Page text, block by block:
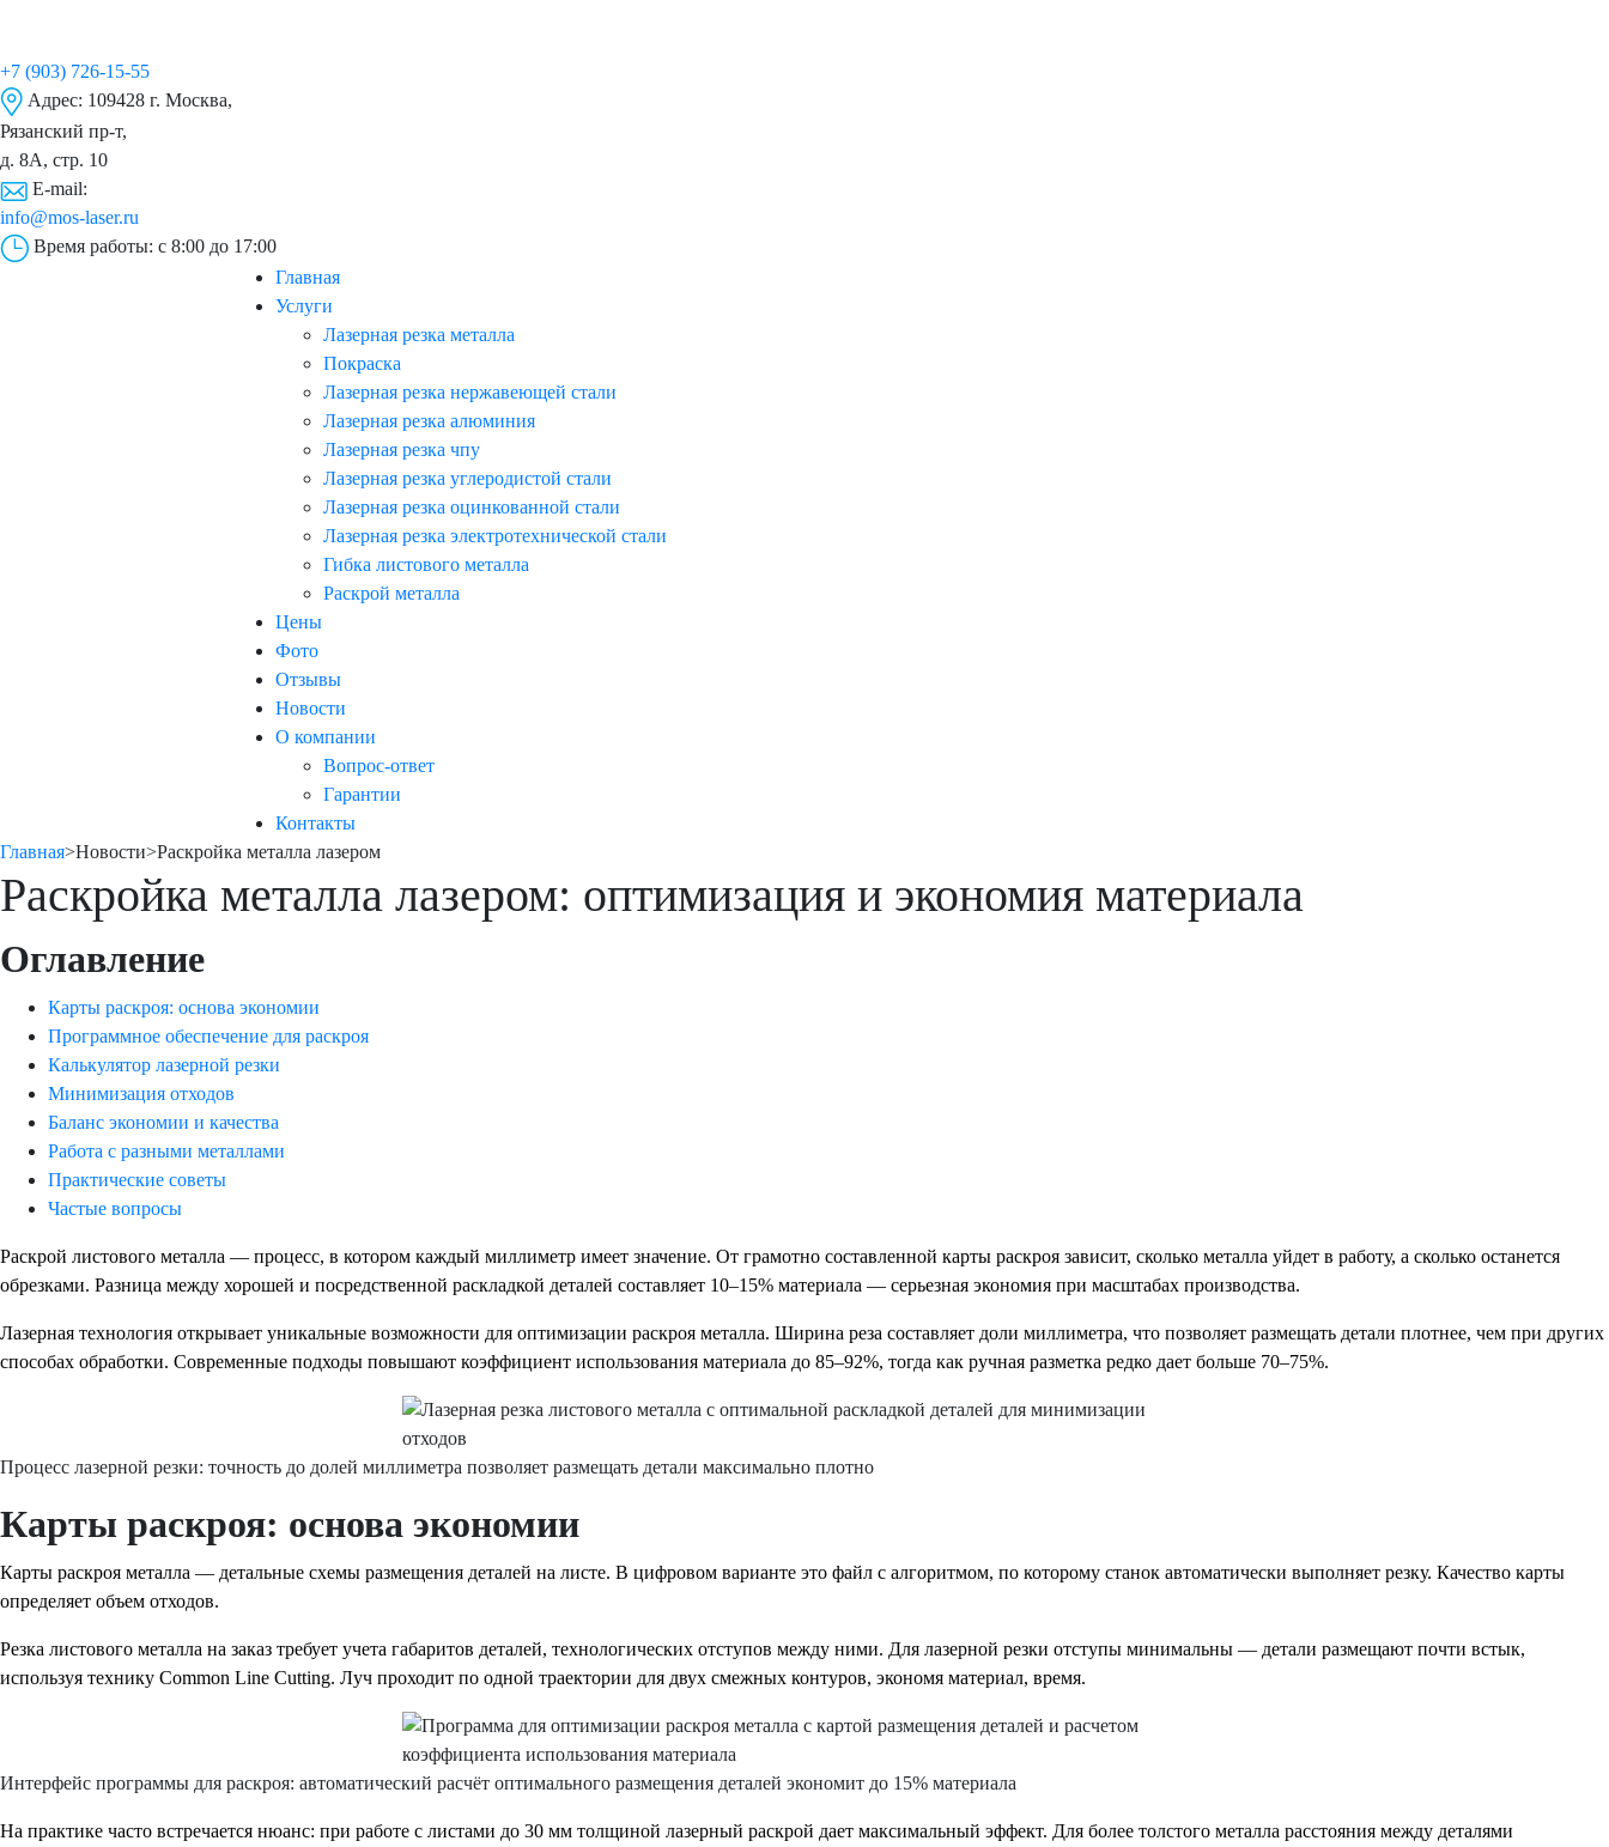
+7 (903) 726-15-55
Адрес: 109428 г. Москва,
Рязанский пр-т,
д. 8А, стр. 10
E-mail:
info@mos-laser.ru
Время работы: с 8:00 до 17:00
Главная
Услуги
Лазерная резка металла
Покраска
Лазерная резка нержавеющей стали
Лазерная резка алюминия
Лазерная резка чпу
Лазерная резка углеродистой стали
Лазерная резка оцинкованной стали
Лазерная резка электротехнической стали
Гибка листового металла
Раскрой металла
Цены
Фото
Отзывы
Новости
О компании
Вопрос-ответ
Гарантии
Контакты
Главная>Новости>Раскройка металла лазером
Раскройка металла лазером: оптимизация и экономия материала
Оглавление
Карты раскроя: основа экономии
Программное обеспечение для раскроя
Калькулятор лазерной резки
Минимизация отходов
Баланс экономии и качества
Работа с разными металлами
Практические советы
Частые вопросы
Раскрой листового металла — процесс, в котором каждый миллиметр имеет значение. От грамотно составленной карты раскроя зависит, сколько металла уйдет в работу, а сколько останется
обрезками. Разница между хорошей и посредственной раскладкой деталей составляет 10–15% материала — серьезная экономия при масштабах производства.
Лазерная технология открывает уникальные возможности для оптимизации раскроя металла. Ширина реза составляет доли миллиметра, что позволяет размещать детали плотнее, чем при других
способах обработки. Современные подходы повышают коэффициент использования материала до 85–92%, тогда как ручная разметка редко дает больше 70–75%.
Процесс лазерной резки: точность до долей миллиметра позволяет размещать детали максимально плотно
Карты раскроя: основа экономии
Карты раскроя металла — детальные схемы размещения деталей на листе. В цифровом варианте это файл с алгоритмом, по которому станок автоматически выполняет резку. Качество карты
определяет объем отходов.
Резка листового металла на заказ требует учета габаритов деталей, технологических отступов между ними. Для лазерной резки отступы минимальны — детали размещают почти встык,
используя технику Common Line Cutting. Луч проходит по одной траектории для двух смежных контуров, экономя материал, время.
Интерфейс программы для раскроя: автоматический расчёт оптимального размещения деталей экономит до 15% материала
На практике часто встречается нюанс: при работе с листами до 30 мм толщиной лазерный раскрой дает максимальный эффект. Для более толстого металла расстояния между деталями